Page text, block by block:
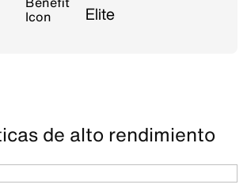
Elite
de alto rendimiento